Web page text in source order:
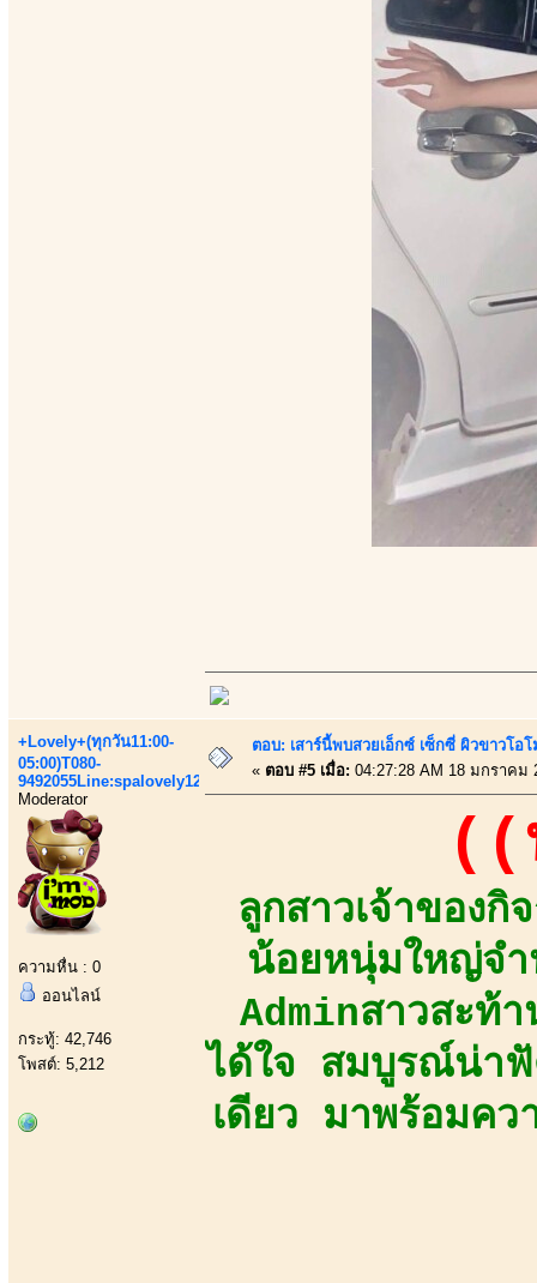
+Lovely+(ทุกวัน11:00-
05:00)T080-
9492055Line:spalovely123
Moderator
ความหื่น : 0
ออนไลน์
กระทู้: 42,746
โพสต์: 5,212
ตอบ: เสาร์นี้พบสวยเอ็กซ์ เซ็กซี่ ผิวขาวโ
« ตอบ #5 เมื่อ: 04:27:28 AM 18 มกราคม
((
ลูกสาวเจ้าของ
น้อยหนุ่มใหญ่จ
Adminสาวสะท้
ได้ใจ สมบูรณ์น่า
เดียว มาพร้อมคว